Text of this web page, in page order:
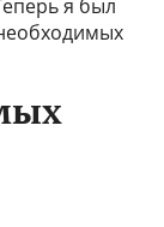
я был